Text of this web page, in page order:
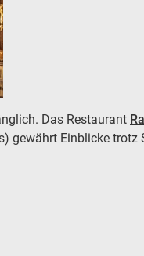
Das Restaurant
gewährt Einblicke trotz